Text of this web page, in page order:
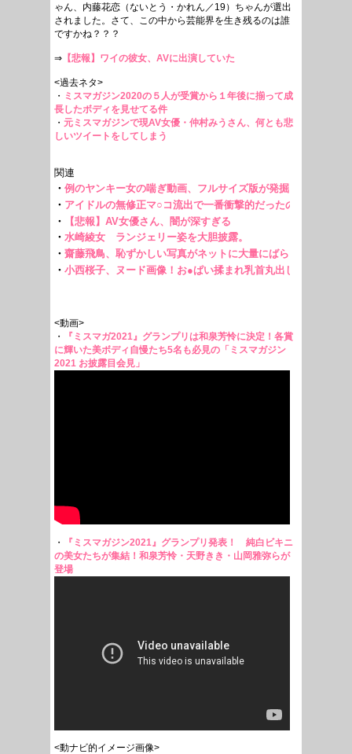
ゃん、内藤花恋（ないとう・かれん／19）ちゃんが選出
されました。さて、この中から芸能界を生き残るのは誰
ですかね？？？
⇒ 【悲報】ワイの彼女、AVに出演していた
<過去ネタ>
・ ミスマガジン2020の５人が受賞から１年後に揃って成
長したボディを見せてる件
・ 元ミスマガジンで現AV女優・仲村みうさん、何とも悲
しいツイートをしてしまう
<動画>
・
『ミスマガ2021』グランプリは和泉芳怜に決定！各賞
に輝いた美ボディ自慢たち5名も必見の「ミスマガジン
2021 お披露目会見」
・
『ミスマガジン2021』グランプリ発表！ 純白ビキニ
の美女たちが集結！和泉芳怜・天野きき・山岡雅弥らが
登場
<動ナビ的イメージ画像>